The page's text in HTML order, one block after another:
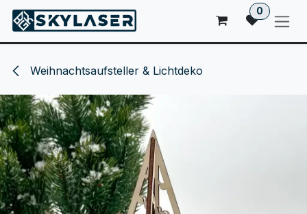
0
Weihnachtsaufsteller & Lichtdeko